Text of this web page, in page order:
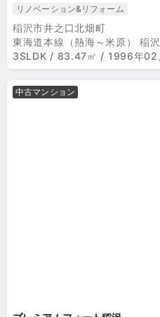
リノベーション&リフォーム
稲沢市井之口北畑町
東海道本線（熱海～米原） 稲
3SLDK / 83.47㎡ / 1996年02
中古マンション